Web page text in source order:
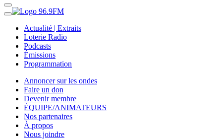
Actualité | Extraits
Loterie Radio
Podcasts
Émissions
Programmation
Annoncer sur les ondes
Faire un don
Devenir membre
ÉQUIPE/ANIMATEURS
Nos partenaires
À propos
Nous joindre